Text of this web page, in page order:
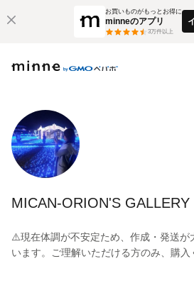
お買いものがもっとお得に
minneのアプリ
3万件以上
MICAN-ORION'S GALLERY
⚠️現在体調が不安定ため、作成・発送が
います。ご理解いただける方のみ、購入